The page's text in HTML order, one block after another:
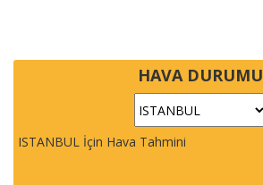
HAVA DURUMU
ISTANBUL İçin Hava Tahmini